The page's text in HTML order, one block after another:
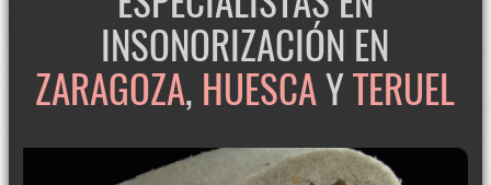
INSONORIZACIÓN EN
ZARAGOZA, HUESCAYTERUEL